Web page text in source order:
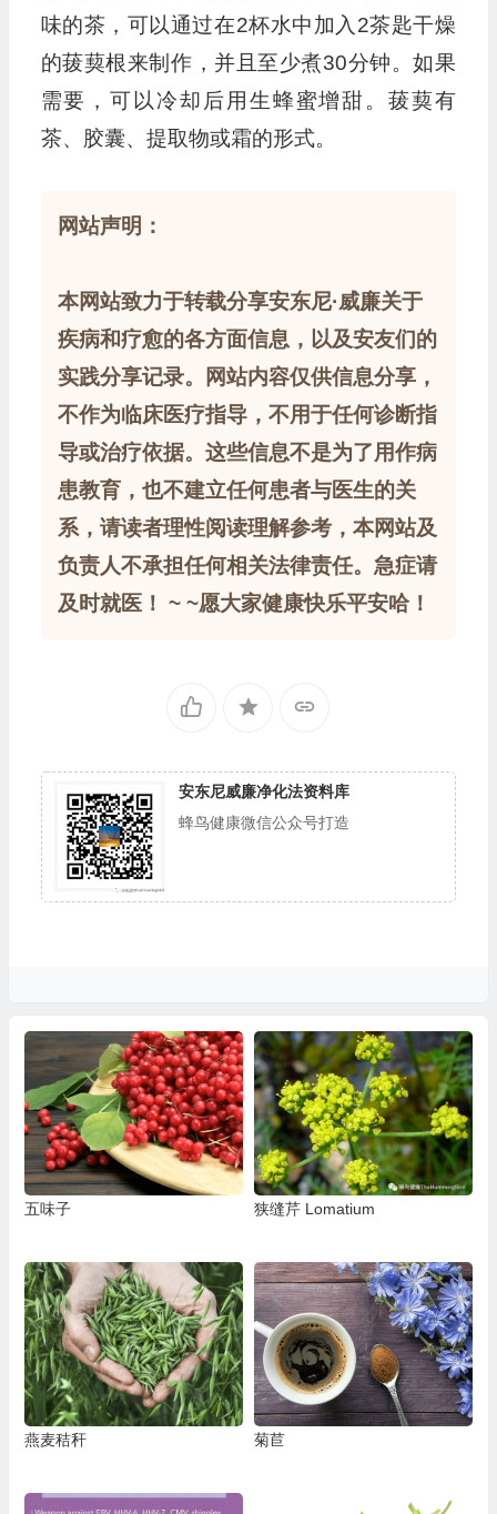
味的茶，可以通过在2杯水中加入2茶匙干燥
的菝葜根来制作，并且至少煮30分钟。如果
需要，可以冷却后用生蜂蜜增甜。菝葜有
茶、胶囊、提取物或霜的形式。
网站声明：
本网站致力于转载分享安东尼·威廉关于
疾病和疗愈的各方面信息，以及安友们的
实践分享记录。网站内容仅供信息分享，
不作为临床医疗指导，不用于任何诊断指
导或治疗依据。这些信息不是为了用作病
患教育，也不建立任何患者与医生的关
系，请读者理性阅读理解参考，本网站及
负责人不承担任何相关法律责任。急症请
及时就医！ ~ ~愿大家健康快乐平安哈！
安东尼威廉净化法资料库
蜂鸟健康微信公众号打造
五味子 狭缝芹 Lomatium
燕麦秸秆 菊苣